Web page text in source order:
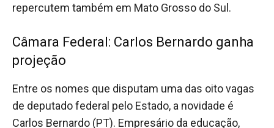
repercutem também em Mato Grosso do Sul.
Câmara Federal: Carlos Bernardo ganha
projeção
Entre os nomes que disputam uma das oito vagas
de deputado federal pelo Estado, a novidade é
Carlos Bernardo (PT). Empresário da educação,